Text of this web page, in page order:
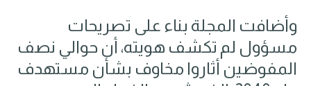
وأضافت المجلة بناء على تصريحات
مسؤول لم تكشف هويته، أن حوالي نصف
المفوضين أثاروا مخاوف بشأن مستهدف